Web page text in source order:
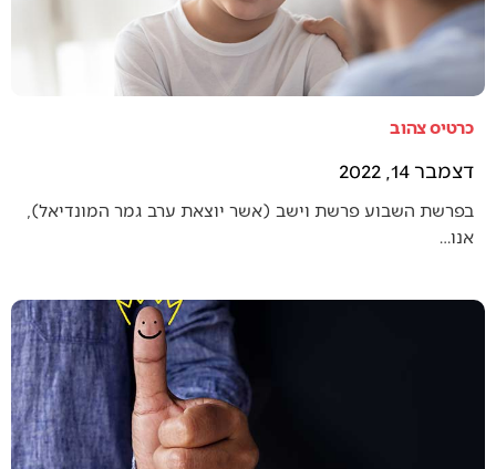
כרטיס צהוב
דצמבר 14, 2022
בפרשת השבוע פרשת וישב (אשר יוצאת ערב גמר המונדיאל),
אנו…